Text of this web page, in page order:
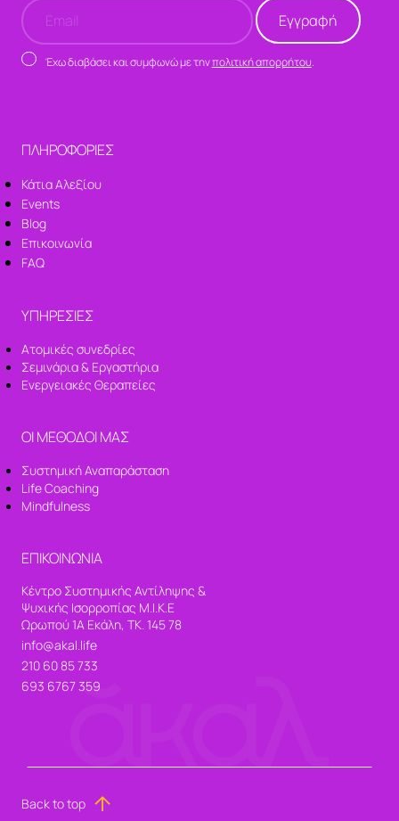
Έχω διαβάσει και συμφωνώ με τηνπολιτική απορρήτου.
ΠΛΗΡΟΦΟΡΙΕΣ
Κάτια Αλεξίου
Events
Blog
Επικοινωνία
FAQ
ΥΠΗΡΕΣΙΕΣ
Ατομικές συνεδρίες
Σεμινάρια & Εργαστήρια
Ενεργειακές Θεραπείες
ΟΙ ΜΕΘΟΔΟΙ ΜΑΣ
Συστημική Αναπαράσταση
Life Coaching
Mindfulness
ΕΠΙΚΟΙΝΩΝΙΑ
Κέντρο Συστημικής Αντίληψης &
Ψυχικής Ισορροπίας Μ.Ι.Κ.Ε
Ωρωπού 1Α Εκάλη, ΤΚ. 145 78
info@akal.life
210 60 85 733
693 6767 359
Back to top